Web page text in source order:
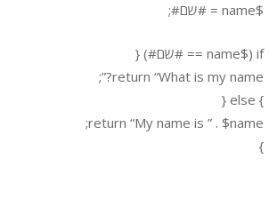
$name = #שם#;
if ($name == #שם#) {
return “What is my name?”;
} else {
return “My name is ” . $name;
}